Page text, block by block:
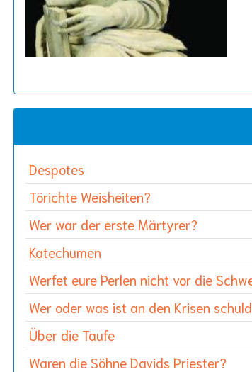
Despotes
Törichte Weisheiten?
Wer war der erste Märtyrer?
Katechumen
Werfet eure Perlen nicht vor die
Wer oder was ist an den Krisen
Über die Taufe
Waren die Söhne Davids Priester?